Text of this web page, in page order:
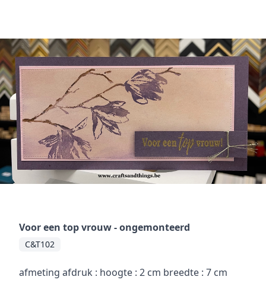
Voor een top vrouw - ongemonteerd
C&T102
afmeting afdruk : hoogte : 2 cm breedte : 7 cm